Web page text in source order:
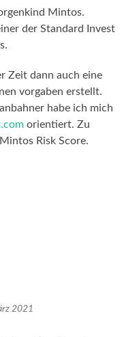
Mintos.
der Standard Invest
Zeit dann auch eine
vorgaben erstellt.
habe ich mich
orientiert. Zu
Risk Score.
2021